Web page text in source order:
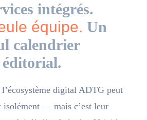
intégrés.
équipe. Un
calendrier
éditorial.
digital ADTG peut
isolément — mais c’est leur